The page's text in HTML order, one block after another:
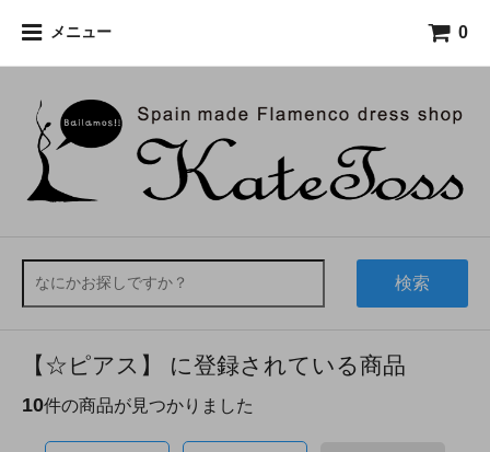
メニュー 0
検索
【☆ピアス】 に登録されている商品
10件の商品が見つかりました